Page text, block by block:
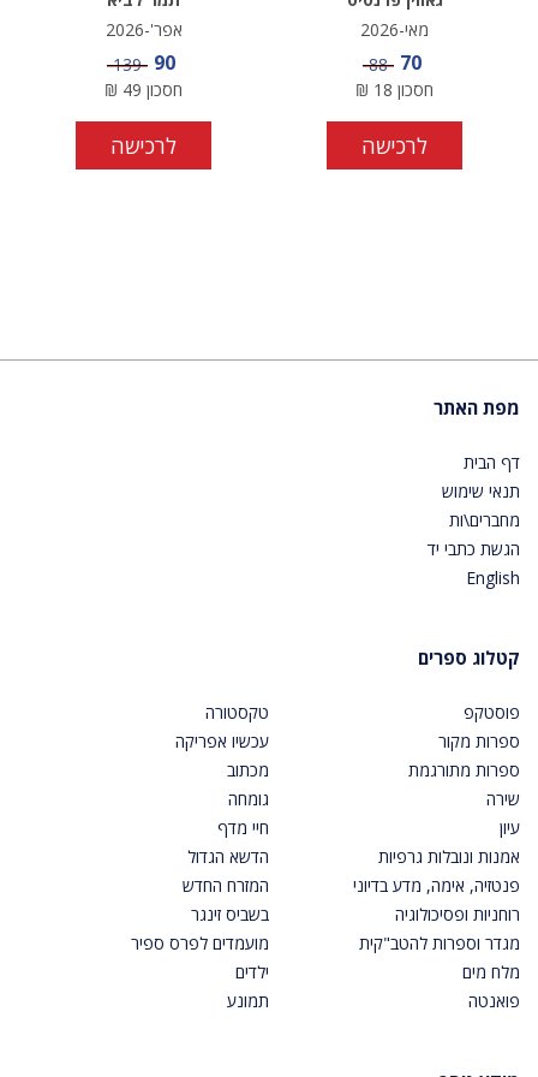
מאי-2026
מחיר מבצע
70 מחיר
88
חסכון 18
₪
לרכישה
אפר'-2026
מחיר מבצע
90 מחיר
139
חסכון 49
₪
לרכישה
מפת האתר
דף הבית
תנאי שימוש
מחברים\ות
הגשת כתבי יד
English
קטלוג ספרים
פוסטקפ
ספרות מקור
ספרות מתורגמת
שירה
עיון
אמנות ונובלות גרפיות
פנטזיה, אימה, מדע בדיוני
רוחניות ופסיכולוגיה
מגדר וספרות להטב"קית
מלח מים
פואנטה
טקסטורה
עכשיו אפריקה
מכתוב
גומחה
חיי מדף
הדשא הגדול
המזרח החדש
בשביס זינגר
מועמדים לפרס ספיר
ילדים
תמונע